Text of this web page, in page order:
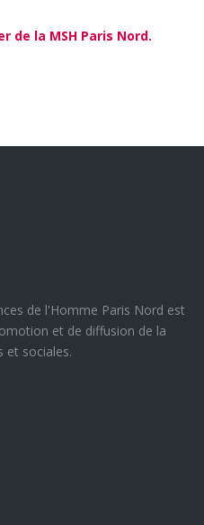
de la MSH Paris Nord.
de l'Homme Paris Nord est
et de diffusion de la
et sociales.